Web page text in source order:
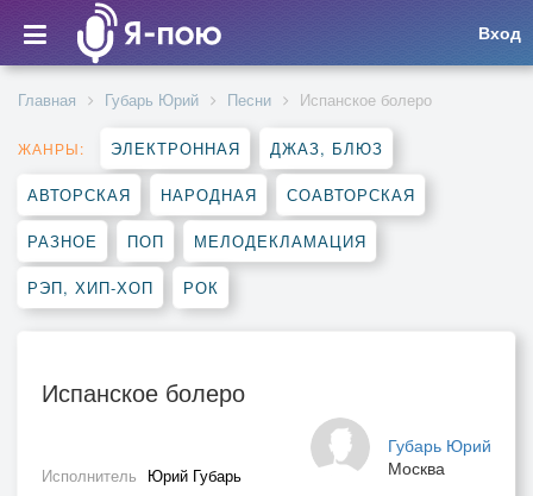
Вход
Главная Губарь Юрий Песни Испанское болеро
ЖАНРЫ: ЭЛЕКТРОННАЯ ДЖАЗ, БЛЮЗ
АВТОРСКАЯ НАРОДНАЯ СОАВТОРСКАЯ
РАЗНОЕ ПОП МЕЛОДЕКЛАМАЦИЯ
РЭП, ХИП-ХОП РОК
Испанское болеро
Губарь Юрий
Москва
Исполнитель Юрий Губарь